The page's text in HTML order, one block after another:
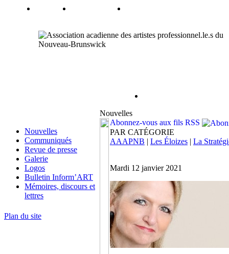
Nouvelles
Communiqués
Revue de presse
Galerie
Logos
Bulletin Inform’ART
Mémoires, discours et
lettres
Plan du site
Nouvelles
Abonnez-vous aux fils RSS
PAR CATÉGORIE
AAAPNB | Les Éloizes | La
Mardi 12 janvier 2021